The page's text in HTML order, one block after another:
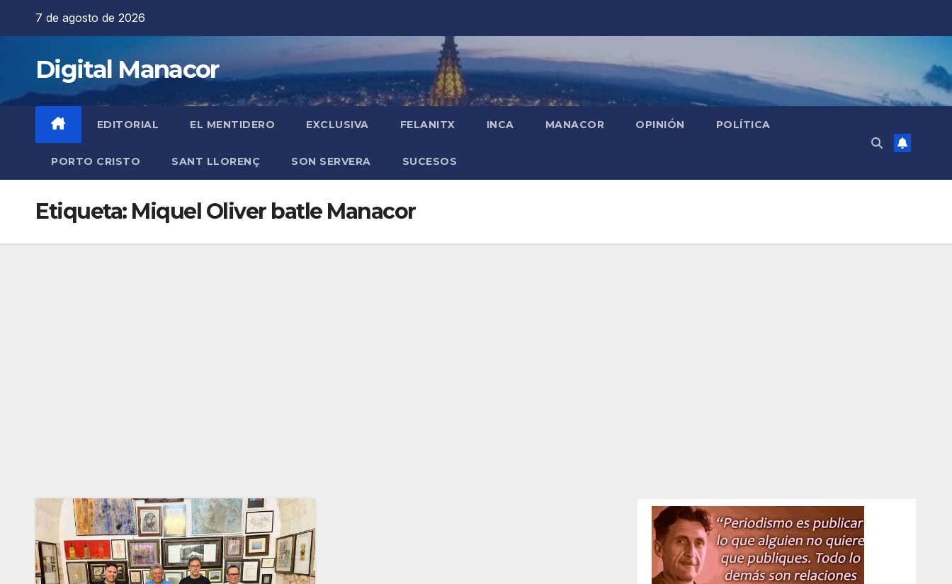
7 de agosto de 2026
Digital Manacor
EDITORIAL EL MENTIDERO EXCLUSIVA FELANITX INCA MANACOR OPINIÓN POLÍTICA
PORTO CRISTO SANT LLORENÇ SON SERVERA SUCESOS
Etiqueta: Miquel Oliver batle Manacor